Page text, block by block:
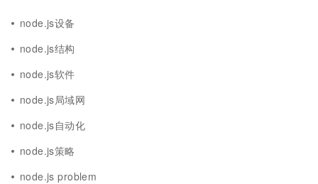
node.js设备
node.js结构
node.js软件
node.js局域网
node.js自动化
node.js策略
node.js problem